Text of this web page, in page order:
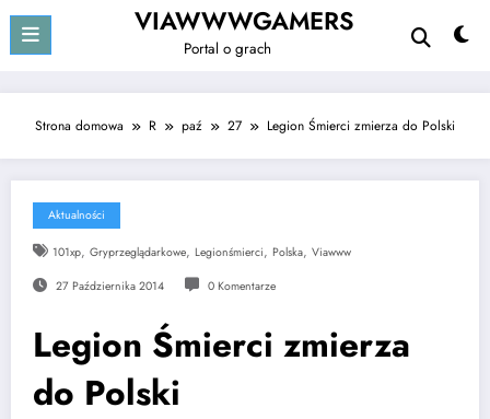
treści
VIAWWWGAMERS
Portal o grach
Strona domowa R paź 27 Legion Śmierci zmierza do Polski
Aktualności
101xp, Gryprzeglądarkowe, Legionśmierci, Polska, Viawww
27 Października 2014 0 Komentarze
Legion Śmierci zmierza
do Polski